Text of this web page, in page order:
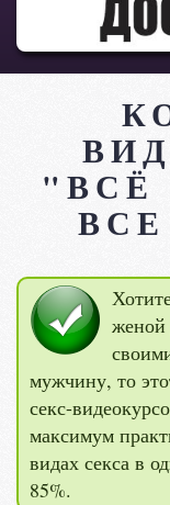
"ВСЁ
женой
мужчину, то
секс-
максимум
видах секса в
85%.